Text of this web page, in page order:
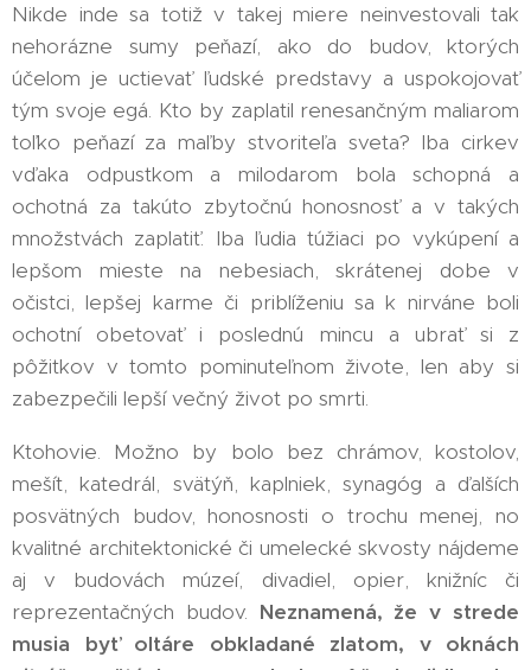
Nikde inde sa totiž v takej miere neinvestovali tak
nehorázne sumy peňazí, ako do budov, ktorých
účelom je uctievať ľudské predstavy a uspokojovať
tým svoje egá. Kto by zaplatil renesančným maliarom
toľko peňazí za maľby stvoriteľa sveta? Iba cirkev
vďaka odpustkom a milodarom bola schopná a
ochotná za takúto zbytočnú honosnosť a v takých
množstvách zaplatiť. Iba ľudia túžiaci po vykúpení a
lepšom mieste na nebesiach, skrátenej dobe v
očistci, lepšej karme či priblíženiu sa k nirváne boli
ochotní obetovať i poslednú mincu a ubrať si z
pôžitkov v tomto pominuteľnom živote, len aby si
zabezpečili lepší večný život po smrti.
Ktohovie. Možno by bolo bez chrámov, kostolov,
mešít, katedrál, svätýň, kaplniek, synagóg a ďalších
posvätných budov, honosnosti o trochu menej, no
kvalitné architektonické či umelecké skvosty nájdeme
aj v budovách múzeí, divadiel, opier, knižníc či
reprezentačných budov. Neznamená, že v strede
musia byť oltáre obkladané zlatom, v oknách